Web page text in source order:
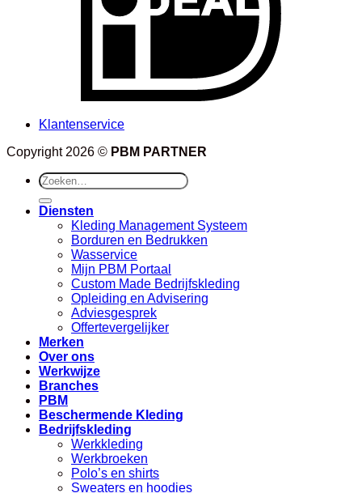
Klantenservice
Copyright 2026 © PBM PARTNER
Zoeken
naar:
Diensten
Kleding Management Systeem
Borduren en Bedrukken
Wasservice
Mijn PBM Portaal
Custom Made Bedrijfskleding
Opleiding en Advisering
Adviesgesprek
Offertevergelijker
Merken
Over ons
Werkwijze
Branches
PBM
Beschermende Kleding
Bedrijfskleding
Werkkleding
Werkbroeken
Polo’s en shirts
Sweaters en hoodies